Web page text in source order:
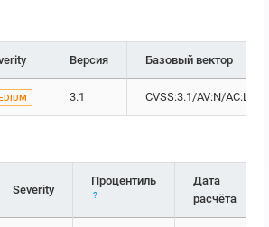
Версия Базовый вектор
3.1 CVSS:3.1/AV:N/AC:L/
Severity
Процентиль
?
Дата
расчёта